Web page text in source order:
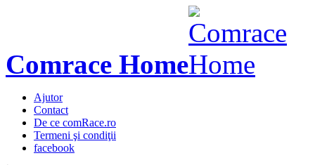
Comrace Home
Ajutor
Contact
De ce comRace.ro
Termeni şi condiţii
facebook